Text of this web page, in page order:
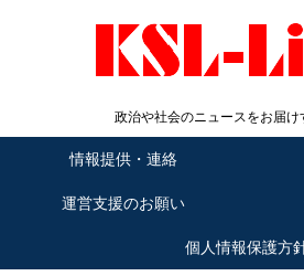
政治や社会のニュースをお届け
情報提供・連絡
運営支援のお願い
個人情報保護方